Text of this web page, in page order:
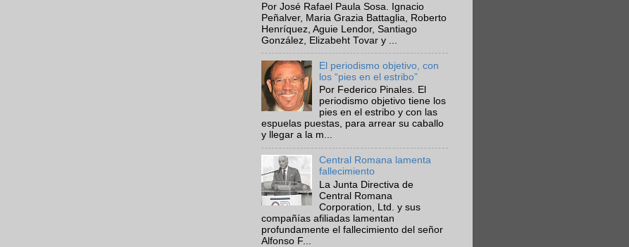
Por José Rafael Paula Sosa. Ignacio
Peñalver, Maria Grazia Battaglia, Roberto
Henríquez, Aguie Lendor, Santiago
González, Elizabeht Tovar y ...
El periodismo objetivo, con
los “pies en el estribo”
Por Federico Pinales. El
periodismo objetivo tiene los
pies en el estribo y con las
espuelas puestas, para arrear su caballo
y llegar a la m...
Central Romana lamenta
fallecimiento
La Junta Directiva de
Central Romana
Corporation, Ltd. y sus
compañías afiliadas lamentan
profundamente el fallecimiento del señor
Alfonso F...